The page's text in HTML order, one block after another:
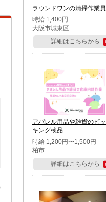
ラウンドワンの清掃作業員
時給 1,400円
大阪市城東区
詳細はこちらから
アパレル用品や雑貨のピッ
キング検品
時給 1,200円〜1,500円
柏市
詳細はこちらから